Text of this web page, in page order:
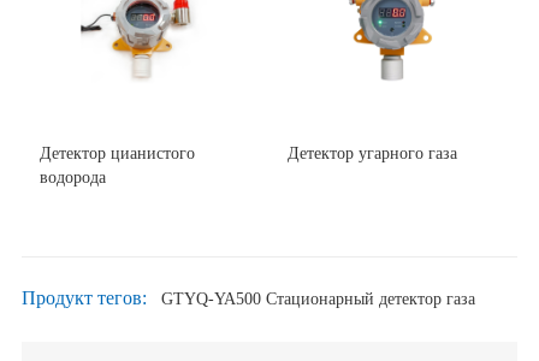
Детектор цианистого
водорода
Детектор угарного газа
Продукт тегов: GTYQ-YA500 Стационарный детектор газа